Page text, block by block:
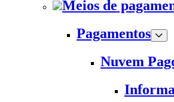
Meios de
Pagamentos
Nuvem